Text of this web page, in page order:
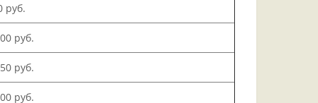
руб.
руб.
руб.
руб.